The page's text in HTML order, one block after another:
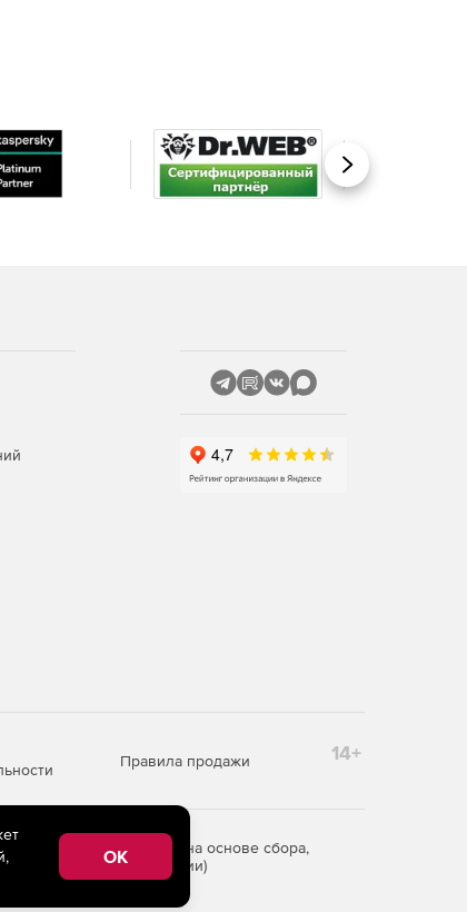
Вперед
Правила продажи 14+
информации на основе сбора,
Российской Федерации)
OK